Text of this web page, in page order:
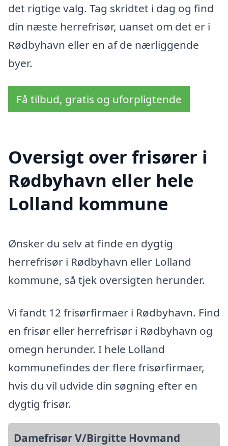
det rigtige valg. Tag skridtet i dag og find
din næste herrefrisør, uanset om det er i
Rødbyhavn eller en af de nærliggende
byer.
Få tilbud, gratis og uforpligtende
Oversigt over frisører i
Rødbyhavn eller hele
Lolland kommune
Ønsker du selv at finde en dygtig
herrefrisør i Rødbyhavn eller Lolland
kommune, så tjek oversigten herunder.
Vi fandt 12 frisørfirmaer i Rødbyhavn. Find
en frisør eller herrefrisør i Rødbyhavn og
omegn herunder. I hele Lolland
kommunefindes der flere frisørfirmaer,
hvis du vil udvide din søgning efter en
dygtig frisør.
Damefrisør V/Birgitte Hovmand